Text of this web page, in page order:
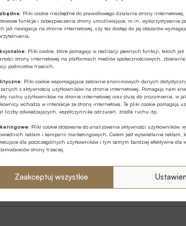
Pliki cookie niezbędne do prawidłowego działania strony internetowej,
funkcje i zabezpieczenia strony umożliwiające, m.in. wykorzystywanie
jak nawigacja na stronie internetowej, czy tez dostęp do jej obszarów
Pliki cookie, które pomagają w realizacji pewnych funkcji, takich jak
strony internetowej na platformach mediów społecznościowych,
podmiotów trzecich.
Pliki cookie wspomagające zebranie anonimowych danych
z aktywnością użytkowników na stronie internetowej. Pomagają nam
ruchu użytkowników na stronie internetowej oraz służą do zrozumienia, w
wchodzą w interakcje ze stroną internetową. Te pliki cookie pomagają
liczby odwiedzających, współczynnika odrzuceń, źródła ruchu itp.
Pliki cookie stosowane do analizowania aktywności użytkowników,
reklam i kampanii marketingowych. Celem jest wyświetlanie reklam,
dla poszczególnych użytkowników i tym samym bardziej efektywne dla
strony trzeciej.
Zaakceptuj wszystkie
regulamin
PLAQC.EF8B
na numer
Koszt wysłania SMSa to19zł
netto (23.37zł z VAT)